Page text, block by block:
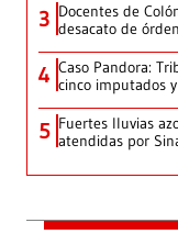
3 Docentes de
desacato de
4 Caso Pandora:
cinco imputados
5 Fuertes lluvias
atendidas por